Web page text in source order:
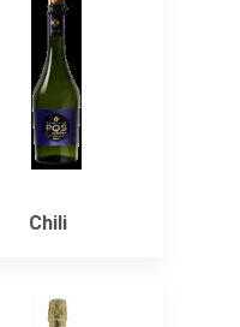
Chili